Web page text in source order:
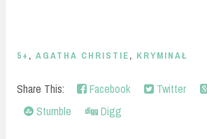
5+ , AGATHA CHRISTIE, KRYMINAŁ
Share This: Facebook Twitter
Stumble
Digg